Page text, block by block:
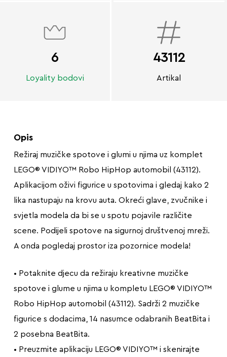
6
Loyality bodovi
43112
Artikal
Opis
Režiraj muzičke spotove i glumi u njima uz komplet
LEGO® VIDIYO™ Robo HipHop automobil (43112).
Aplikacijom oživi figurice u spotovima i gledaj kako 2
lika nastupaju na krovu auta. Okreći glave, zvučnike i
svjetla modela da bi se u spotu pojavile različite
scene. Podijeli spotove na sigurnoj društvenoj mreži.
A onda pogledaj prostor iza pozornice modela!
• Potaknite djecu da režiraju kreativne muzičke
spotove i glume u njima u kompletu LEGO® VIDIYO™
Robo HipHop automobil (43112). Sadrži 2 muzičke
figurice s dodacima, 14 nasumce odabranih BeatBita i
2 posebna BeatBita.
• Preuzmite aplikaciju LEGO® VIDIYO™ i skenirajte